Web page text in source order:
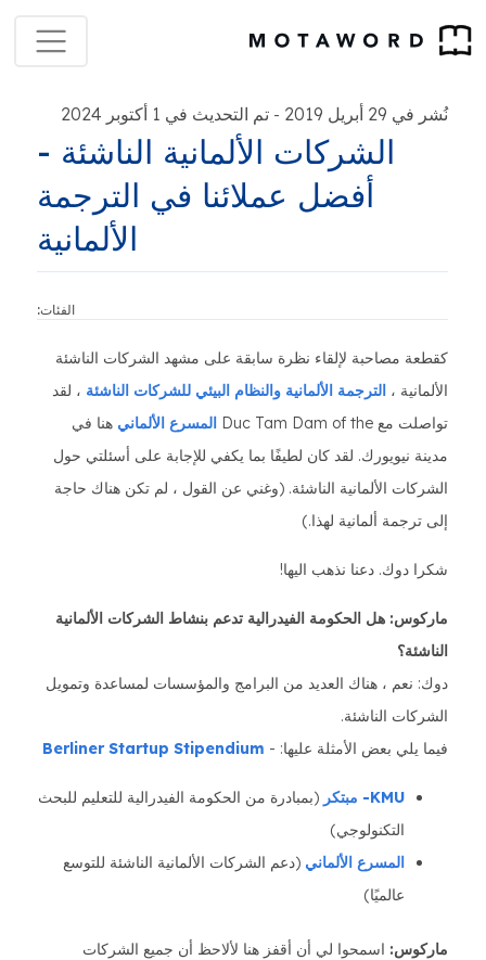
نُشر في 29 أبريل 2019 - تم التحديث في 1 أكتوبر 2024
الشركات الألمانية الناشئة -
أفضل عملائنا في الترجمة
الألمانية
الفئات:
كقطعة مصاحبة لإلقاء نظرة سابقة على مشهد الشركات الناشئة
الألمانية ، الترجمة الألمانية والنظام البيئي للشركات الناشئة ، لقد
تواصلت مع Duc Tam Dam of the
المسرع الألماني هنا في
مدينة نيويورك. لقد كان لطيفًا بما يكفي للإجابة على أسئلتي حول
الشركات الألمانية الناشئة. (وغني عن القول ، لم تكن هناك حاجة
إلى ترجمة ألمانية لهذا.)
شكرا دوك. دعنا نذهب اليها!
ماركوس: هل الحكومة الفيدرالية تدعم بنشاط الشركات الألمانية
الناشئة؟
دوك: نعم ، هناك العديد من البرامج والمؤسسات لمساعدة وتمويل
الشركات الناشئة.
فيما يلي بعض الأمثلة عليها: -
KMU- مبتكر
(بمبادرة من الحكومة الفيدرالية للتعليم للبحث
التكنولوجي)
المسرع الألماني (دعم الشركات الألمانية الناشئة للتوسع
عالميًا)
ماركوس: اسمحوا لي أن أقفز هنا لألاحظ أن جميع الشركات